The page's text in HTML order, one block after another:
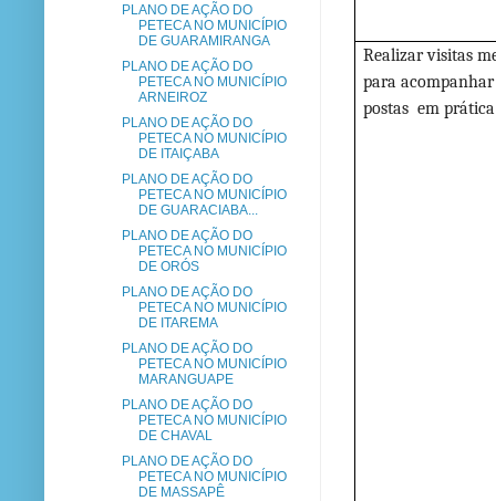
Realizar visitas
para
postas em
PLANO DE AÇÃO DO
PETECA NO MUNICÍPIO
DE GUARAMIRANGA
PLANO DE AÇÃO DO
PETECA NO MUNICÍPIO
ARNEIROZ
PLANO DE AÇÃO DO
PETECA NO MUNICÍPIO
DE ITAIÇABA
PLANO DE AÇÃO DO
PETECA NO MUNICÍPIO
DE GUARACIABA...
PLANO DE AÇÃO DO
PETECA NO MUNICÍPIO
DE ORÓS
PLANO DE AÇÃO DO
PETECA NO MUNICÍPIO
DE ITAREMA
PLANO DE AÇÃO DO
PETECA NO MUNICÍPIO
MARANGUAPE
PLANO DE AÇÃO DO
PETECA NO MUNICÍPIO
DE CHAVAL
PLANO DE AÇÃO DO
PETECA NO MUNICÍPIO
DE MASSAPÊ